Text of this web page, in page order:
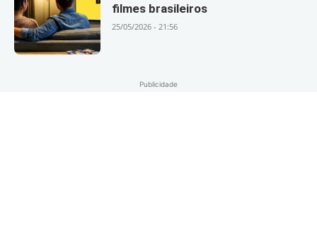
filmes brasileiros
25/05/2026 - 21:56
Publicidade